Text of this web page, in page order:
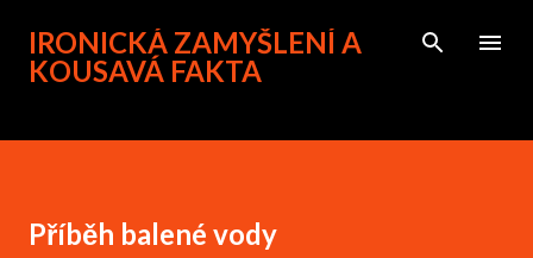
Přeskočit na hlavní obsah
IRONICKÁ ZAMYŠLENÍ A
KOUSAVÁ FAKTA
Příběh balené vody